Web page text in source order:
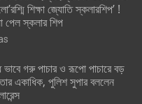
শিক্ষা জ্যোতি স্কলারশিপ’ !
স্কলার শিপ
গরু পাচার ও রূপো পাচারে বড়
একাধিক, পুলিশ সুপার বললেন